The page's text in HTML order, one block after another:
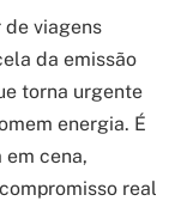
de viagens
da emissão
torna urgente
energia. É
em cena,
real